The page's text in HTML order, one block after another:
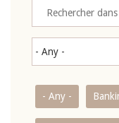
- Any -